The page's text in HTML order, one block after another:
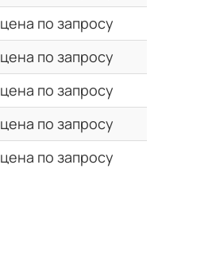
цена по запросу
цена по запросу
цена по запросу
цена по запросу
цена по запросу